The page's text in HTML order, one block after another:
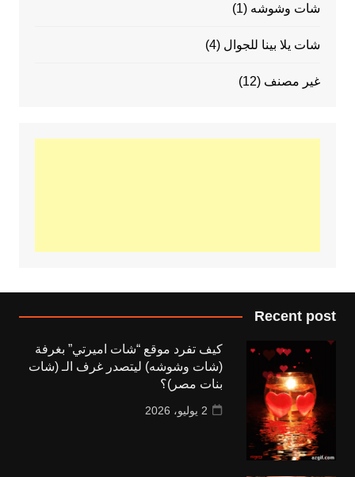
شات وشوشه (1)
شات يلا بينا للجوال (4)
غير مصنف (12)
Recent post
كيف تفرد موقع “شات اميرتي” بغرفة
(شات وشوشه) ليتصدر غرف الـ (شات
بنات مصر)؟
2 يوليو، 2026